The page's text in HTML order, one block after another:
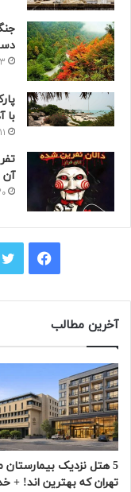
13
با
11 خرداد 1405
آن
30
فیسبوک
آخرین مطالب
5 هتل نزدیک بیمارستان
تهران که بهترین‌ اند! +